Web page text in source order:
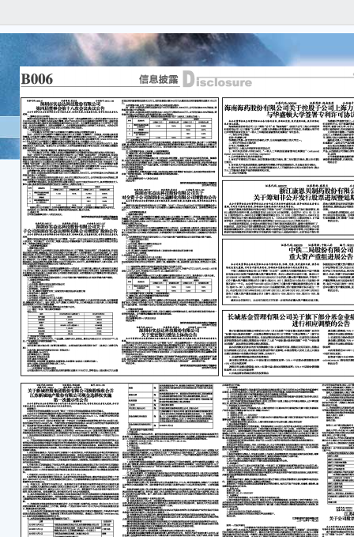
■